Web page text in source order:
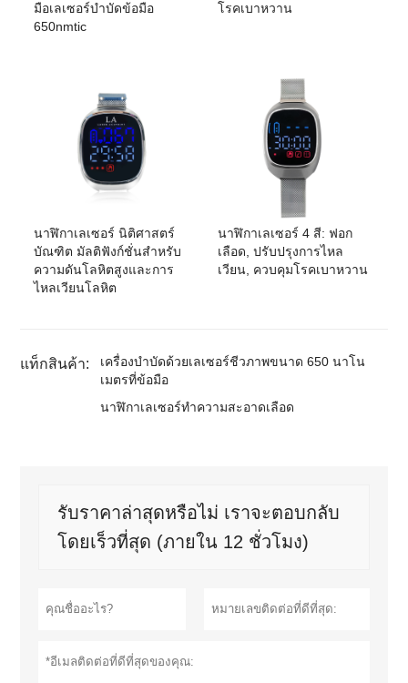
มือเลเซอร์บำบัดข้อมือ
650nmtic
โรคเบาหวาน
นาฬิกาเลเซอร์ นิติศาสตร์
บัณฑิต มัลติฟังก์ชั่นสำหรับ
ความดันโลหิตสูงและการ
ไหลเวียนโลหิต
นาฬิกาเลเซอร์ 4 สี: ฟอก
เลือด, ปรับปรุงการไหล
เวียน, ควบคุมโรคเบาหวาน
แท็กสินค้า:
เครื่องบำบัดด้วยเลเซอร์ชีวภาพขนาด 650 นาโน
เมตรที่ข้อมือ
นาฬิกาเลเซอร์ทำความสะอาดเลือด
รับราคาล่าสุดหรือไม่ เราจะตอบกลับ
โดยเร็วที่สุด (ภายใน 12 ชั่วโมง)